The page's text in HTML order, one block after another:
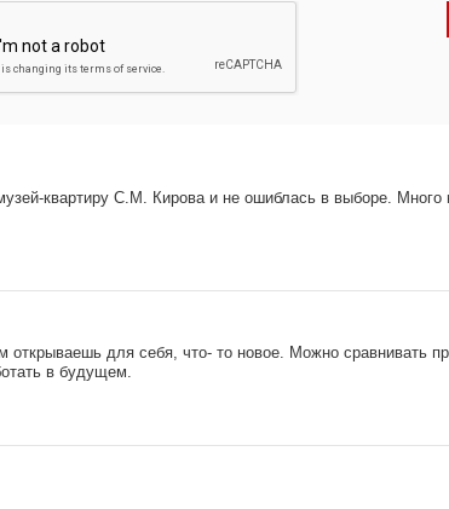
квартиру С.М. Кирова и не ошиблась в выборе. Много
для себя, что- то новое. Можно сравнивать
в будущем.